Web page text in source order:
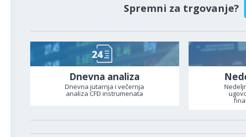
Spremni za trgovanje?
Dnevna analiza
Dnevna jutarnja i večernja
analiza CFD instrumenata